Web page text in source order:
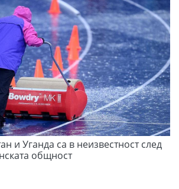
и Уганда са в неизвестност след
общност